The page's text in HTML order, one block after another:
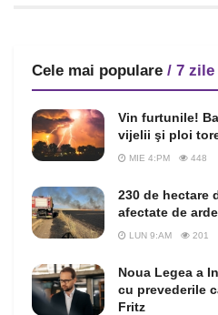
Cele mai populare / 7 zile
Vin furtunile!
vijelii şi ploi
MIE 4:PM 448
230 de hectare
afectate de
LUN 9:AM 201
Noua Legea a
cu prevederile
Fritz